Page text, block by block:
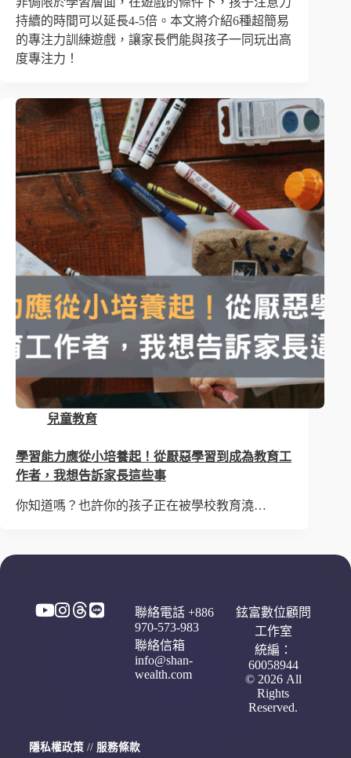
持續的時間可以延長4-5倍。本文將介紹6種超簡易
的專注力訓練遊戲，讓家長們能與孩子一同玩出高
度專注力！
兒童教育
學習能力應從小培養起！從厭惡學習到成為教育工
作者，我想告訴家長這些事
你知道嗎？也許你的孩子正在被學校教育澆…
鉉富數位顧問
工作室
統編：
60058944
© 2026 All
Rights
Reserved.
聯絡電話 +886
970-573-983
聯絡信箱
info@shan-
wealth.com
隱私權政策// 服務條款